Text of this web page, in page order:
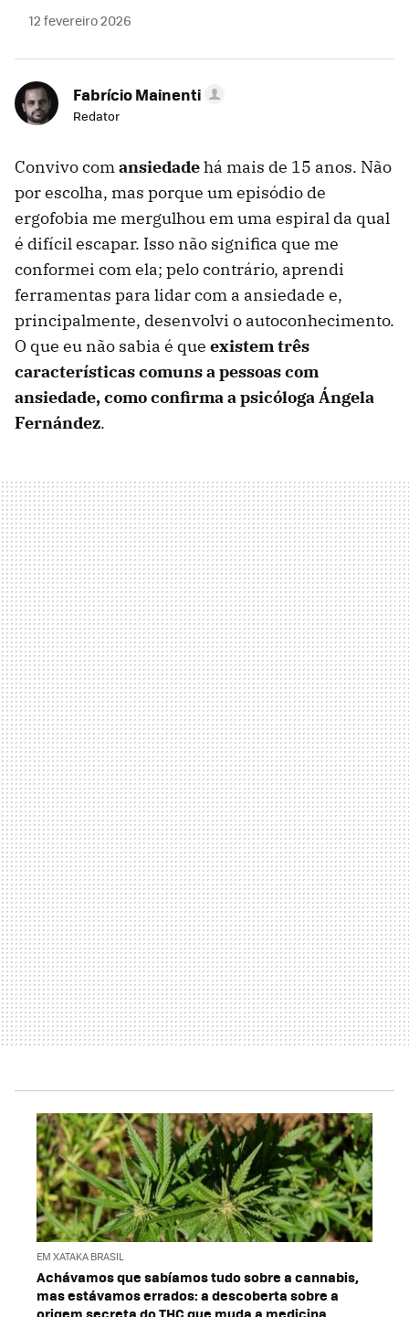
12 fevereiro 2026
Fabrício Mainenti
Redator
Convivo comansiedadehá mais de 15 anos. Não
por escolha, mas porque um episódio de
ergofobia me mergulhou em uma espiral da qual
é difícil escapar. Isso não significa que me
conformei com ela; pelo contrário, aprendi
ferramentas para lidar com a ansiedade e,
principalmente, desenvolvi o autoconhecimento.
O que eu não sabia é que existem três
características comuns a pessoas com
ansiedade, como confirma a psicóloga Ángela
Fernández.
EM XATAKA BRASIL
Achávamos que sabíamos tudo sobre a cannabis,
mas estávamos errados: a descoberta sobre a